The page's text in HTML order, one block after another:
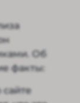
Об
факты:
сайте